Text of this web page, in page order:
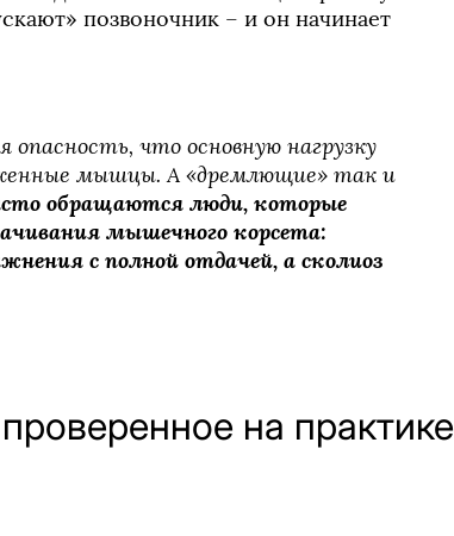
позвоночник – и он начинает
что основную нагрузку
мышцы. А «дремлющие» так и
обращаются люди, которые
мышечного корсета:
с полной отдачей, а сколиоз
на практике